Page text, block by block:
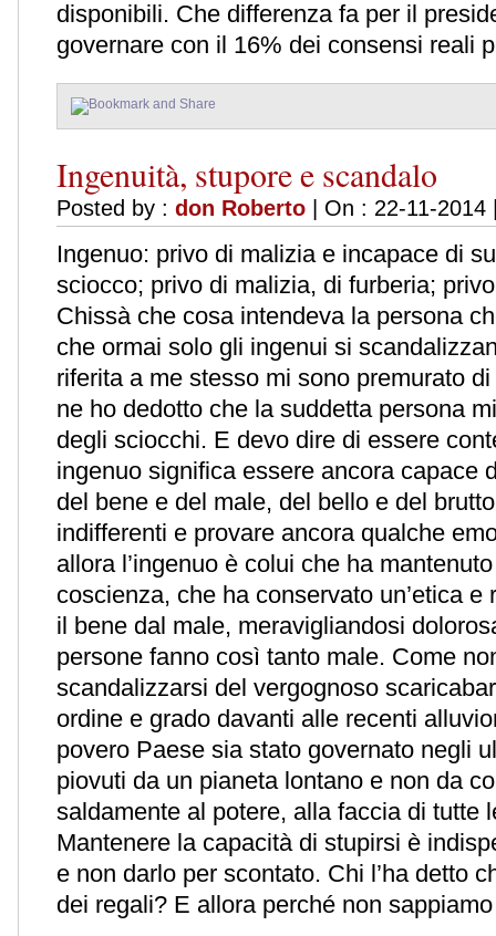
disponibili. Che differenza fa per il
governare con il 16% dei consensi reali
Ingenuità, stupore e scandalo
Posted by : don Roberto | On : 22-11-
Ingenuo: privo di malizia e incapace di
sciocco; privo di malizia, di furberia;
Chissà che cosa intendeva la persona
che ormai solo gli ingenui si
riferita a me stesso mi sono premurato
ne ho dedotto che la suddetta persona
degli sciocchi. E devo dire di essere
ingenuo significa essere ancora capace
del bene e del male, del bello e del
indifferenti e provare ancora qualche
allora l’ingenuo è colui che ha
coscienza, che ha conservato un’etica
il bene dal male, meravigliandosi
persone fanno così tanto male. Come
scandalizzarsi del vergognoso
ordine e grado davanti alle recenti
povero Paese sia stato governato negli
piovuti da un pianeta lontano e non da
saldamente al potere, alla faccia di tutte
Mantenere la capacità di stupirsi è
e non darlo per scontato. Chi l’ha detto
dei regali? E allora perché non